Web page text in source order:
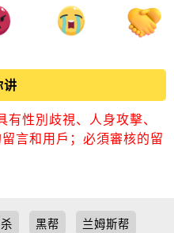
讲
性別歧視、人身攻擊、
言和用戶；必須審核的留
黑帮 兰姆斯帮